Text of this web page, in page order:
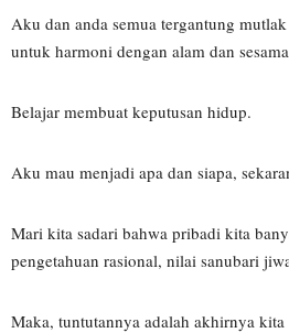
Aku dan anda semua tergantung
untuk harmoni dengan alam dan
Belajar membuat keputusan hidup.
Aku mau menjadi apa dan siapa,
Mari kita sadari bahwa pribadi kita
pengetahuan rasional, nilai sanubari
Maka, tuntutannya adalah akhirnya